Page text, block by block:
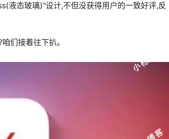
液态玻璃)"设计,不但没获得用户的一致好评,反
们接着往下扒。